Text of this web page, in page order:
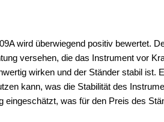
wird überwiegend positiv bewertet.
versehen, die das Instrument vor
wirken und der Ständer stabil ist.
kann, was die Stabilität des
eingeschätzt, was für den Preis des